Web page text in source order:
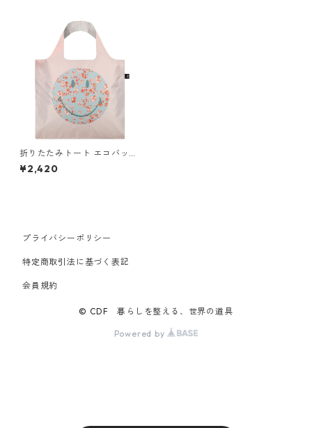
折りたたみトート エコバッグ
撥水加工 LOQI Recycled Bag
ローキー 大きめ トートバッグ
¥2,420
プライバシーポリシー
特定商取引法に基づく表記
会員規約
© CDF 暮らしを整える、世界の道具
Powered by